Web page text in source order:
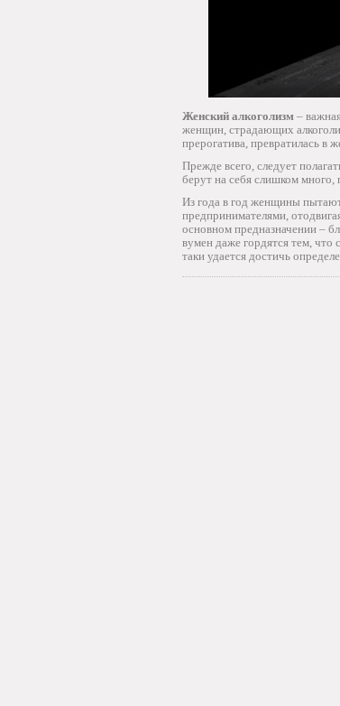
Женский алкоголизм –
женщин, страдающих
прерогатива, превратилась
Прежде всего, следует
берут на себя слишком много,
Из года в год женщины
предпринимателями,
основном предназначении –
вумен даже гордятся тем, что
таки удается достичь